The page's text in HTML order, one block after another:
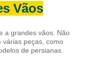
Vãos
a grandes vãos. Não
várias peças, como
de persianas.